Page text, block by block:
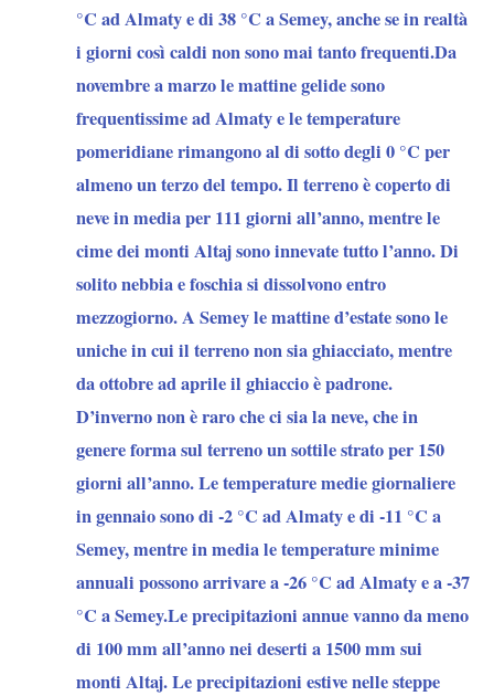
°C ad Almaty e di 38 °C a Semey, anche se in realtà
i giorni così caldi non sono mai tanto frequenti.Da
novembre a marzo le mattine gelide sono
frequentissime ad Almaty e le temperature
pomeridiane rimangono al di sotto degli 0 °C per
almeno un terzo del tempo. Il terreno è coperto di
neve in media per 111 giorni all’anno, mentre le
cime dei monti Altaj sono innevate tutto l’anno. Di
solito nebbia e foschia si dissolvono entro
mezzogiorno. A Semey le mattine d’estate sono le
uniche in cui il terreno non sia ghiacciato, mentre
da ottobre ad aprile il ghiaccio è padrone.
D’inverno non è raro che ci sia la neve, che in
genere forma sul terreno un sottile strato per 150
giorni all’anno. Le temperature medie giornaliere
in gennaio sono di -2 °C ad Almaty e di -11 °C a
Semey, mentre in media le temperature minime
annuali possono arrivare a -26 °C ad Almaty e a -37
°C a Semey.Le precipitazioni annue vanno da meno
di 100 mm all’anno nei deserti a 1500 mm sui
monti Altaj. Le precipitazioni estive nelle steppe